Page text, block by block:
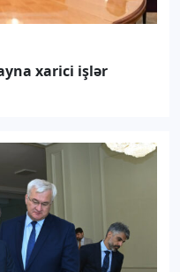
xarici işlər